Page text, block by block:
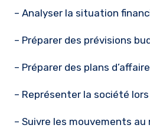
– Analyser la situation
– Préparer des prévisions
– Préparer des plans
– Représenter la société
– Suivre les mouvements